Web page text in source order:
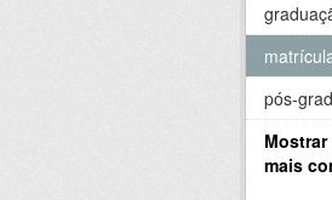
pós-
mais